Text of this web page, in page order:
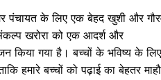
पंचायत के लिए एक बेहद खुशी और
खरोरा को एक आदर्श और
किया गया है। बच्चों के भविष्य के लिए
हमारे बच्चों को पढ़ाई का बेहतर